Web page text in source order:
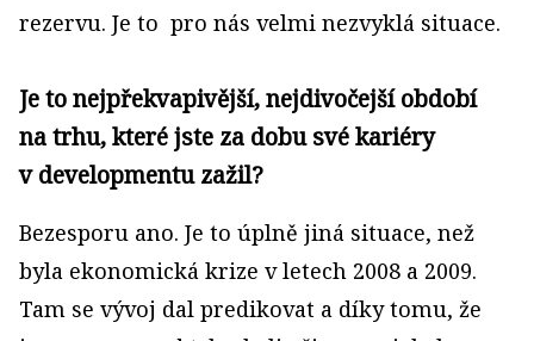
rezervu. Je to pro nás velmi nezvyklá situace.
Je to nejpřekvapivější, nejdivočejší období
na trhu, které jste za dobu své kariéry
v developmentu zažil?
Bezesporu ano. Je to úplně jiná situace, než
byla ekonomická krize v letech 2008 a 2009.
Tam se vývoj dal predikovat a díky tomu, že